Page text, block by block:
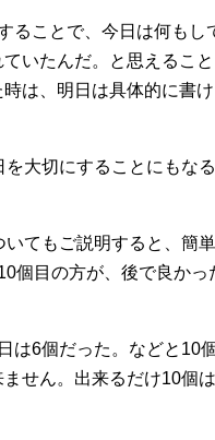
ることで、今日は何もし
いたんだ。と思えるこ
は、明日は具体的に書
大切にすることにもな
てもご説明すると、簡
個目の方が、後で良か
は6個だった。などと10
せん。出来るだけ10個